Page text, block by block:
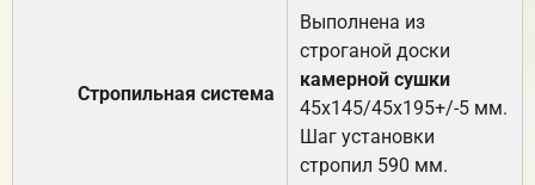
Стропильная система
Выполнена из
строганой доски
камерной сушки
45х145/45х195+/-5 мм.
Шаг установки
стропил 590 мм.